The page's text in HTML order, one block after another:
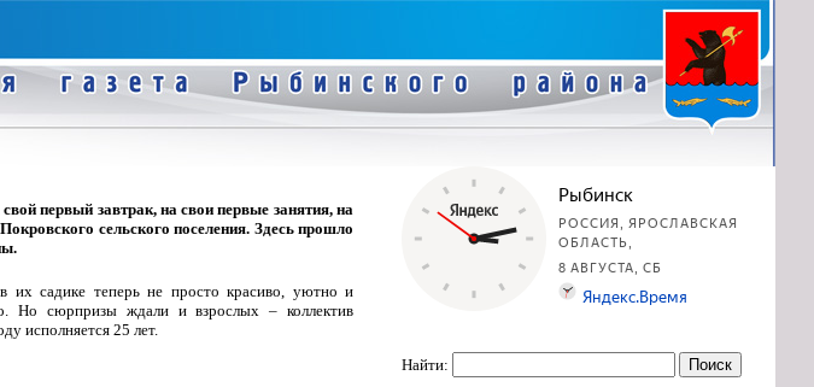
первый завтрак, на свои первые занятия, на
сельского поселения. Здесь прошло
их садике теперь не просто красиво, уютно и
Но сюрпризы ждали и взрослых – коллектив
исполняется 25 лет.
Найти: